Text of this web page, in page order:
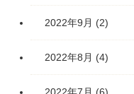
2022年9月 (2)
2022年8月 (4)